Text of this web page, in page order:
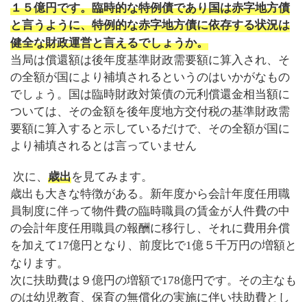
１５億円です。臨時的な特例債であり国は赤字地方債
と言うように、特例的な赤字地方債に依存する状況は
健全な財政運営と言えるでしょうか。
当局は償還額は後年度基準財政需要額に算入され、そ
の全額が国により補填されるというのはいかがなもの
でしょう。国は臨時財政対策債の元利償還金相当額に
ついては、その金額を後年度地方交付税の基準財政需
要額に算入すると示しているだけで、その全額が国に
より補填されるとは言っていません
次に、 歳出を見てみます。
歳出も大きな特徴がある。新年度から会計年度任用職
員制度に伴って物件費の臨時職員の賃金が人件費の中
の会計年度任用職員の報酬に移行し、それに費用弁償
を加えて17億円となり、前度比で1億５千万円の増額と
なります。
次に扶助費は９億円の増額で178億円です。その主なも
のは幼児教育、保育の無償化の実施に伴い扶助費とし